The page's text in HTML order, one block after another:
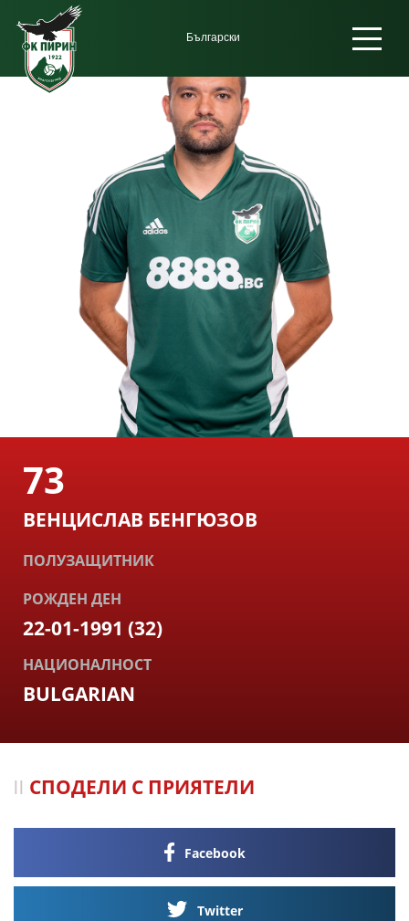
73
ВЕНЦИСЛАВ БЕНГЮЗОВ
ПОЛУЗАЩИТНИК
РОЖДЕН ДЕН
22-01-1991 (32)
НАЦИОНАЛНОСТ
BULGARIAN
СПОДЕЛИ С ПРИЯТЕЛИ
Facebook
Twitter